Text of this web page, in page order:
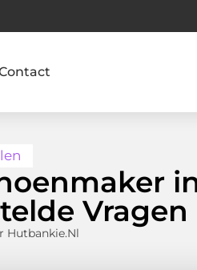
Vragen
Hutbankie.nl